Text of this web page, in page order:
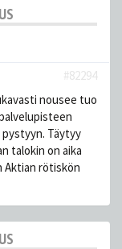
#82294
nousee tuo
pystyyn. Täytyy
talokin on aika
Aktian rötiskön